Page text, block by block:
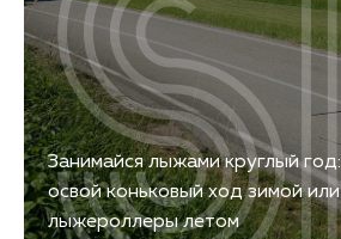
Занимайся лыжами круглый год:
освой коньковый ход зимой или
лыжероллеры летом